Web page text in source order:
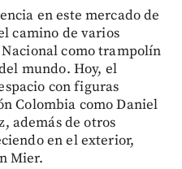
en este mercado de
camino de varios
como trampolín
mundo. Hoy, el
con figuras
Colombia como Daniel
además de otros
en el exterior,
Mier.